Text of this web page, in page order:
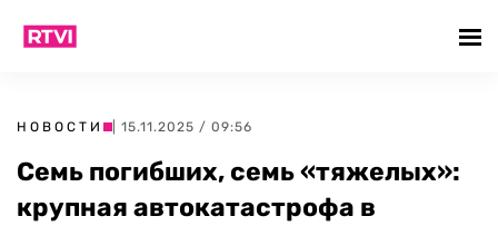
НОВОСТИ | 15.11.2025 / 09:56
Семь погибших, семь «тяжелых»:
крупная автокатастрофа в